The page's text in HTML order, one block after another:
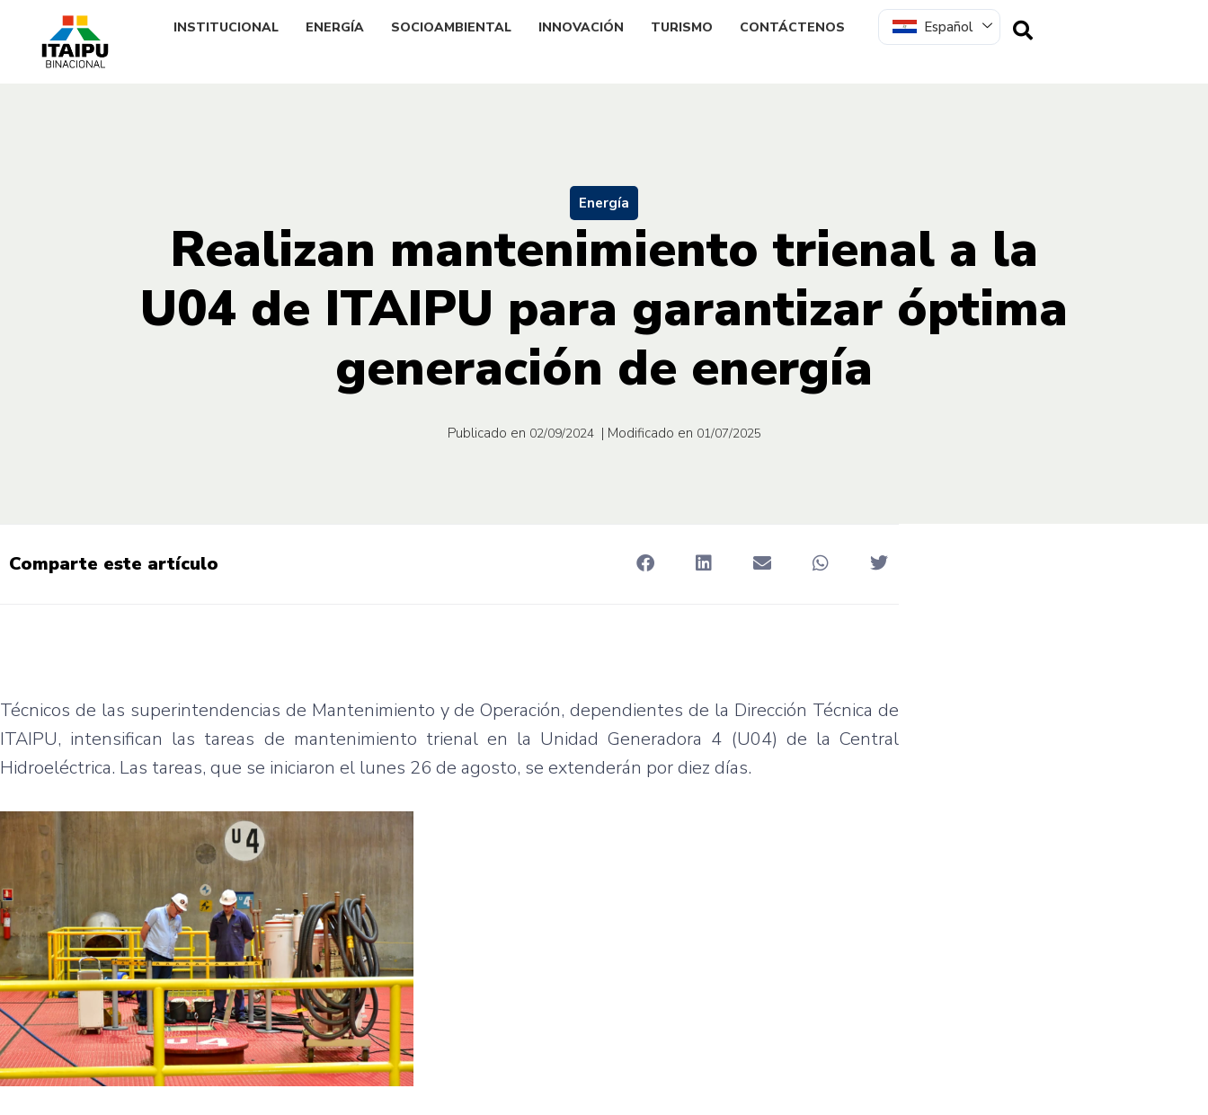
INSTITUCIONAL ENERGÍA SOCIOAMBIENTAL INNOVACIÓN TURISMO CONTÁCTENOS Español
Energía
Realizan mantenimiento trienal a la
U04 de ITAIPU para garantizar óptima
generación de energía
Publicado en 02/09/2024 | Modificado en 01/07/2025
Comparte este artículo
Técnicos de las superintendencias de Mantenimiento y de Operación, dependientes de la Dirección Técnica de
ITAIPU, intensifican las tareas de mantenimiento trienal en la Unidad Generadora 4 (U04) de la Central
Hidroeléctrica. Las tareas, que se iniciaron el lunes 26 de agosto, se extenderán por diez días.